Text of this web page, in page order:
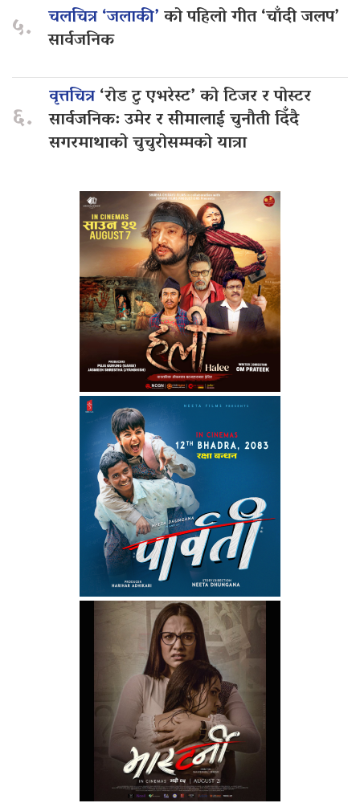
५. चलचित्र ‘जलाकी’को पहिलो गीत ‘चाँदी जलप’
सार्वजनिक
६.
वृत्तचित्र‘रोड टु एभरेस्ट’ को टिजर र पोस्टर
सार्वजनिक: उमेर र सीमालाई चुनौती दिँदै
सगरमाथाको चुचुरोसम्मको यात्रा